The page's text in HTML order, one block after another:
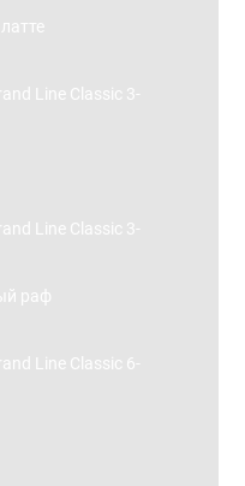
Line Classic 3-
Line Classic 3-
раф
Line Classic 6-